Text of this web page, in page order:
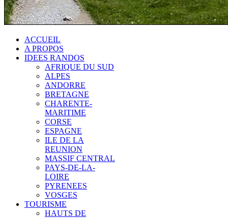
ACCUEIL
A PROPOS
IDEES RANDOS
AFRIQUE DU SUD
ALPES
ANDORRE
BRETAGNE
CHARENTE-
MARITIME
CORSE
ESPAGNE
ILE DE LA
REUNION
MASSIF CENTRAL
PAYS-DE-LA-
LOIRE
PYRENEES
VOSGES
TOURISME
HAUTS DE